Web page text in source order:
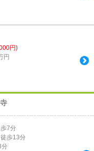
円)
円
歩7分
徒歩13分
分